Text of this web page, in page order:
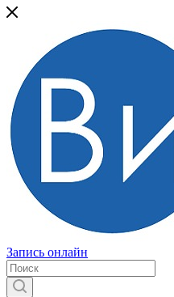
Запись онлайн